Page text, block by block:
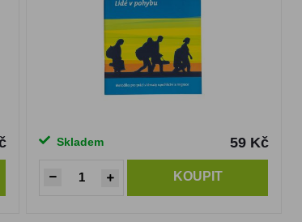
Skladem 59 Kč
KOUPIT